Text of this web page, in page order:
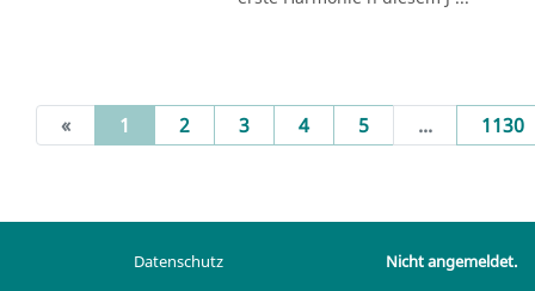
« 1 (current)
2 3 4 5 ... 1130
Datenschutz
Nicht angemeldet.